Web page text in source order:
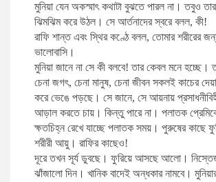
মুনিয়া যেন অকস্মাৎ কথাটা বুঝতে পারল না। তবুও তার
ঝিমঝিম করে উঠল। সে আর্তনাদের স্বরে বলল, কী!
রাফি শান্ত এবং স্থির কণ্ঠে বলল, তােমার শরীরের
ভালােবাসি।
মুনিয়া জানে না সে কী বলবে! তার কেবল মনে হচ্ছে।
চেনা জগৎ, চেনা মানুষ, চেনা জীবন সকলই কাচের
করে ভেঙে পড়ছে। সে জানে, সে আয়নায়
আড়াল করতে চায়। কিন্তু পারে না। পলাতক
ক্ষতচিহ্ন রেখে যাচ্ছে পলাতক সময়। পুরুষের কাছে
শরীরী আয়ু। রাফির কাছেও!
দূরে তখন সূর্য ডুবছে। ফুরিয়ে আসছে আলাে।
ঝাঁজালাে দিন। খানিক বাদেই অন্ধকার নামবে।